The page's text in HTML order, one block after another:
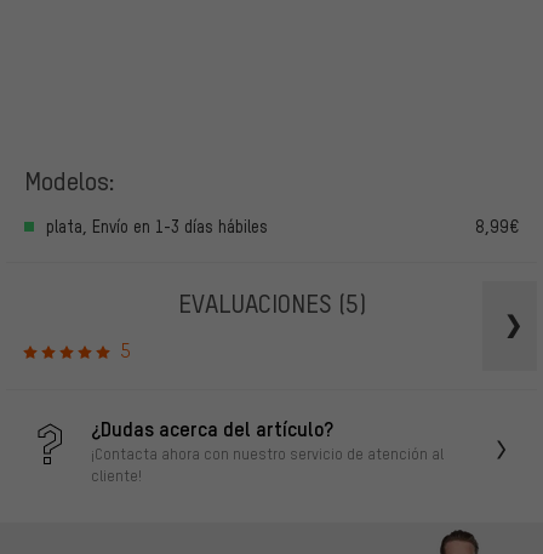
Modelos:
plata, Envío en 1-3 días hábiles 8,99€
EVALUACIONES (5)
5
¿Dudas acerca del artículo?
¡Contacta ahora con nuestro servicio de atención al
cliente!